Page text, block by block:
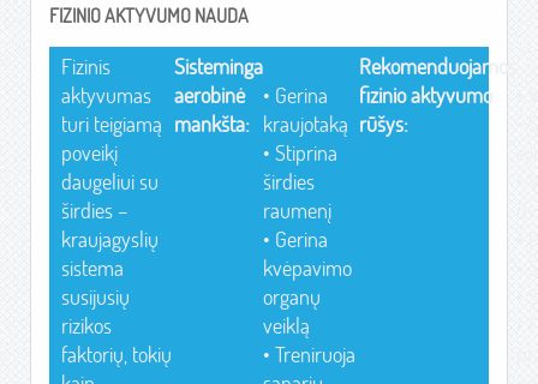
FIZINIO AKTYVUMO NAUDA
Fizinis
aktyvumas
turi teigiamą
poveikį
daugeliui su
širdies –
kraujagyslių
sistema
susijusių
rizikos
faktorių, tokių
Sisteminga
aerobinė
mankšta:
• Gerina
kraujotaką
• Stiprina
širdies
raumenį
• Gerina
kvėpavimo
organų
veiklą
• Treniruoja
Rekomenduojamos
fizinio aktyvumo
rūšys: